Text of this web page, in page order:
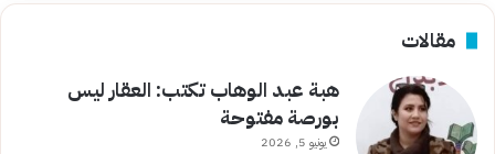
مقالات
هبة عبد الوهاب تكتب: العقار ليس
بورصة مفتوحة
يونيو 5, 2026